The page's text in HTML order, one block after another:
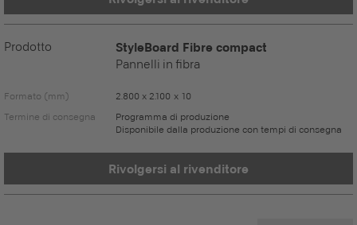
Prodotto StyleBoard Fibre compact
Pannelli in fibra
Formato (mm)
2.800 x 2.100 x 10
Termine di consegna
Programma di produzione
Disponibile dalla produzione con tempi di consegna
Rivolgersi al rivenditore